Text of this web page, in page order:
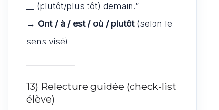
__ (plutôt/plus tôt) demain.”
→ Ont / à / est / où / plutôt(selon le
sens visé)
13) Relecture guidée (check-list
élève)